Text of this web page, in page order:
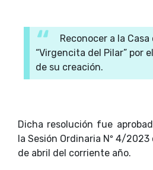
Reconocer a la Casa
“Virgencita del Pilar” por
de su creación.
Dicha resolución fue
la Sesión Ordinaria Nº 4/
de abril del corriente año.